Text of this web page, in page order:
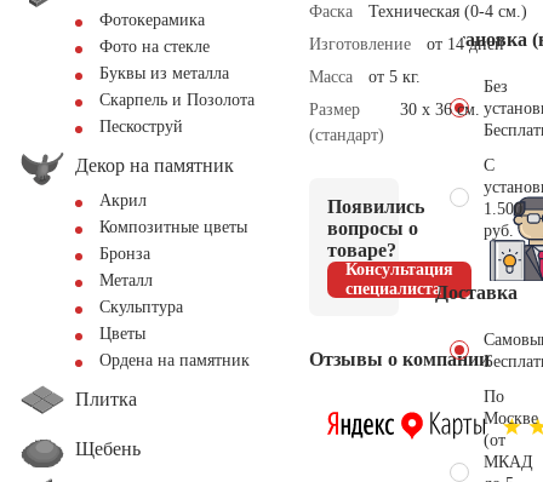
Фотокерамика
Фото на стекле
Буквы из металла
Скарпель и Позолота
Пескоструй
Декор на памятник
Акрил
Композитные цветы
Бронза
Металл
Скульптура
Цветы
Ордена на памятник
Плитка
Щебень
Фаска
Техническая (0-4 см.)
Изготовление
от 14 дней
Масса
от 5 кг.
Размер
(стандарт)
30 х 36 см.
Появились
вопросы о
товаре?
Консультация
специалиста
Отзывы о компании
Установка
Без
С
1.500
руб.
Доставка
По
Москве
(от
МКАД